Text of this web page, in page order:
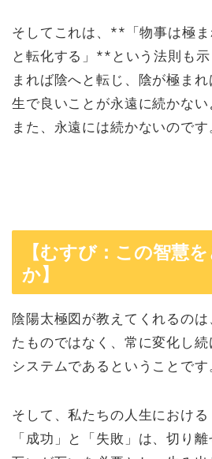
そしてこれは、**「物事は極
と転化する」**という法則も
まれば陰へと転じ、陰が極ま
生で良いことが永遠に続かな
また、永遠には続かないのです
【むすび：この智慧
か】
陰陽太極図が教えてくれるの
たものではなく、常に変化し
システムであるということです
そして、私たちの人生における
「成功」と「失敗」は、切り